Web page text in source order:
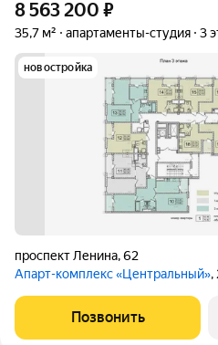
8 563 200 ₽
35,7 м² апартаменты-студия 3
новостройка
проспект Ленина,62
Апарт-комплекс «Центральный»,
Позвонить